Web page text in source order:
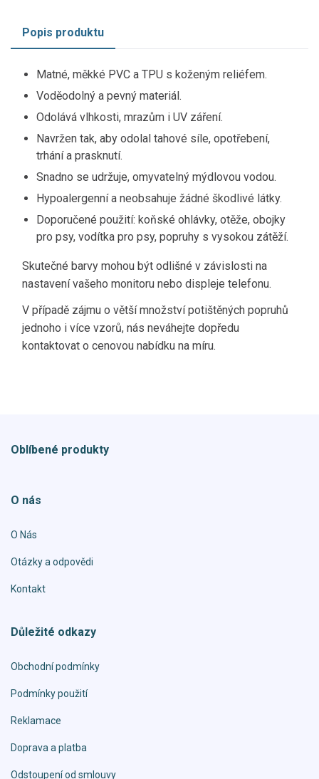
Popis produktu
Matné, měkké PVC a TPU s koženým reliéfem.
Voděodolný a pevný materiál.
Odolává vlhkosti, mrazům i UV záření.
Navržen tak, aby odolal tahové síle, opotřebení,
trhání a prasknutí.
Snadno se udržuje, omyvatelný mýdlovou vodou.
Hypoalergenní a neobsahuje žádné škodlivé látky.
Doporučené použití: koňské ohlávky, otěže, obojky
pro psy, vodítka pro psy, popruhy s vysokou zátěží.
Skutečné barvy mohou být odlišné v závislosti na
nastavení vašeho monitoru nebo displeje telefonu.
V případě zájmu o větší množství potištěných popruhů
jednoho i více vzorů, nás neváhejte dopředu
kontaktovat o cenovou nabídku na míru.
Oblíbené produkty
O nás
O Nás
Otázky a odpovědi
Kontakt
Důležité odkazy
Obchodní podmínky
Podmínky použití
Reklamace
Doprava a platba
Odstoupení od smlouvy